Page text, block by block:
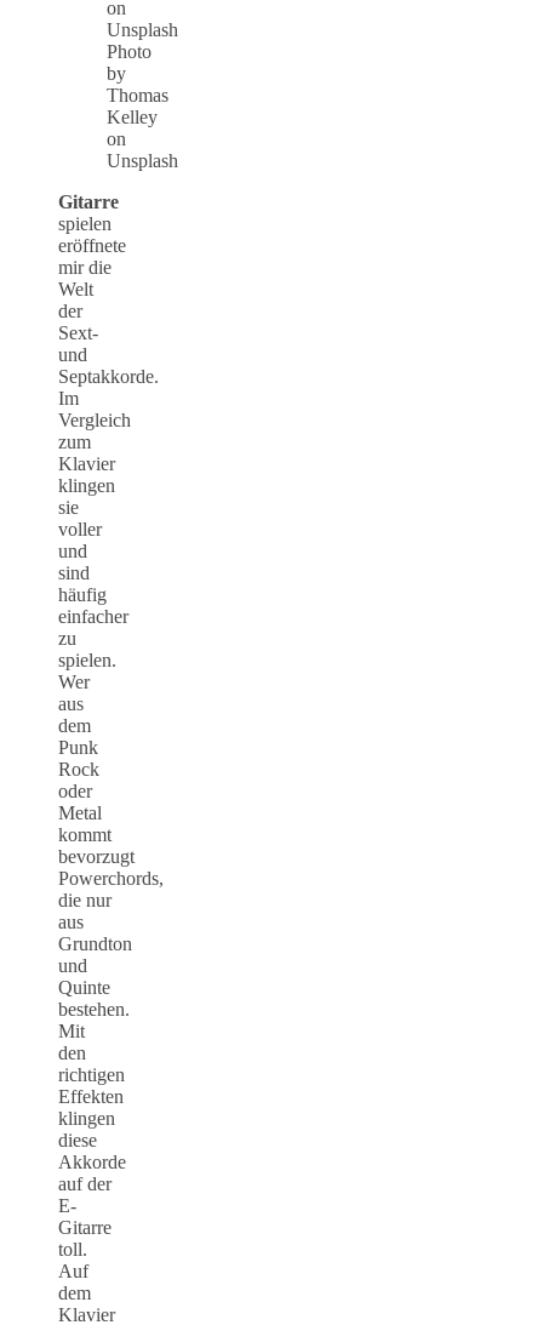
Photo
by
Thomas
Kelley
on
Unsplash
Gitarre
spielen
eröffnete
mir die
Welt
der
Sext-
und
Septakkorde.
Im
Vergleich
zum
Klavier
klingen
sie
voller
und
sind
häufig
einfacher
zu
spielen.
Wer
aus
dem
Punk
Rock
oder
Metal
kommt
bevorzugt
Powerchords,
die nur
aus
Grundton
und
Quinte
bestehen.
Mit
den
richtigen
Effekten
klingen
diese
Akkorde
auf der
E-
Gitarre
toll.
Auf
dem
Klavier